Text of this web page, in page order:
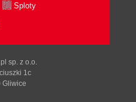
Sploty
sp. z o.o.
1c
Gliwice